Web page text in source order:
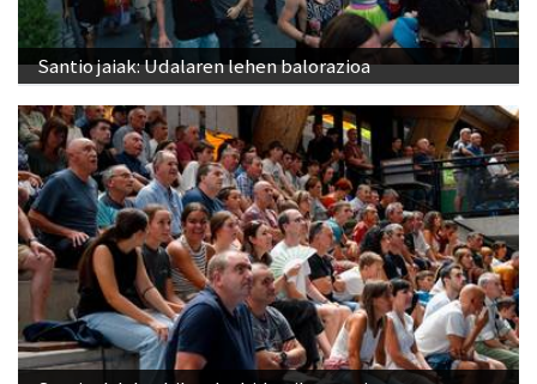
Santio jaiak: Udalaren lehen balorazioa